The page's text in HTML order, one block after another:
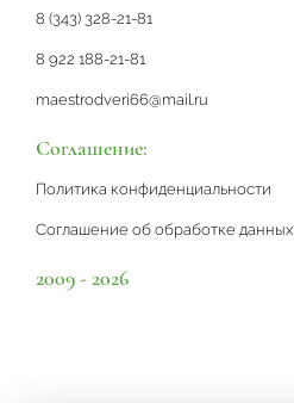
8 (343) 328-21-81
8 922 188-21-81
maestrodveri66@mail.ru
Соглашение:
Политика конфиденциальности
Соглашение об обработке данных
2009 - 2026